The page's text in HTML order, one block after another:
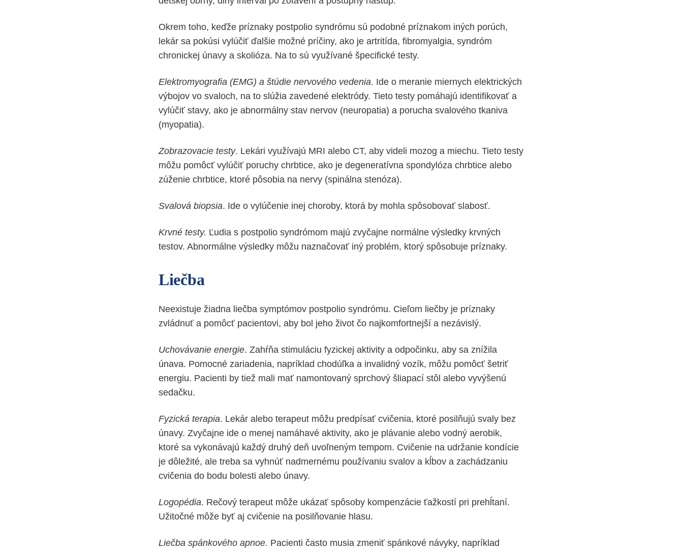
Okrem toho, keďže príznaky postpolio syndrómu sú podobné príznakom iných porúch,
lekár sa pokúsi vylúčiť ďalšie možné príčiny, ako je artritída, fibromyalgia, syndróm
chronickej únavy a skolióza. Na to sú využívané špecifické testy.
Elektromyografia (EMG) a štúdie nervového vedenia. Ide o meranie miernych elektrických
výbojov vo svaloch, na to slúžia zavedené elektródy. Tieto testy pomáhajú identifikovať a
vylúčiť stavy, ako je abnormálny stav nervov (neuropatia) a porucha svalového tkaniva
(myopatia).
Zobrazovacie testy. Lekári využívajú MRI alebo CT, aby videli mozog a miechu. Tieto testy
môžu pomôcť vylúčiť poruchy chrbtice, ako je degeneratívna spondylóza chrbtice alebo
zúženie chrbtice, ktoré pôsobia na nervy (spinálna stenóza).
Svalová biopsia. Ide o vylúčenie inej choroby, ktorá by mohla spôsobovať slabosť.
Krvné testy. Ľudia s postpolio syndrómom majú zvyčajne normálne výsledky krvných
testov. Abnormálne výsledky môžu naznačovať iný problém, ktorý spôsobuje príznaky.
Liečba
Neexistuje žiadna liečba symptómov postpolio syndrómu. Cieľom liečby je príznaky
zvládnuť a pomôcť pacientovi, aby bol jeho život čo najkomfortnejší a nezávislý.
Uchovávanie energie. Zahŕňa stimuláciu fyzickej aktivity a odpočinku, aby sa znížila
únava. Pomocné zariadenia, napríklad chodúľka a invalidný vozík, môžu pomôcť šetriť
energiu. Pacienti by tiež mali mať namontovaný sprchový šliapací stôl alebo vyvýšenú
sedačku.
Fyzická terapia. Lekár alebo terapeut môžu predpísať cvičenia, ktoré posilňujú svaly bez
únavy. Zvyčajne ide o menej namáhavé aktivity, ako je plávanie alebo vodný aerobik,
ktoré sa vykonávajú každý druhý deň uvoľneným tempom. Cvičenie na udržanie kondície
je dôležité, ale treba sa vyhnúť nadmernému používaniu svalov a kĺbov a zachádzaniu
cvičenia do bodu bolesti alebo únavy.
Logopédia. Rečový terapeut môže ukázať spôsoby kompenzácie ťažkostí pri prehĺtaní.
Užitočné môže byť aj cvičenie na posilňovanie hlasu.
Liečba spánkového apnoe. Pacienti často musia zmeniť spánkové návyky, napríklad